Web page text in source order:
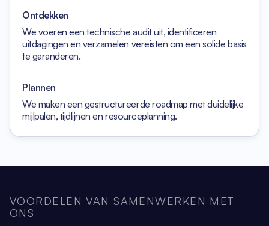
Ontdekken
We voeren een technische audit uit, identificeren
uitdagingen en verzamelen vereisten om een solide basis
te garanderen.
Plannen
We maken een gestructureerde roadmapmet duidelijke
mijlpalen, tijdlijnenen resourceplanning.
VOORDELEN VAN SAMENWERKEN MET
ONS